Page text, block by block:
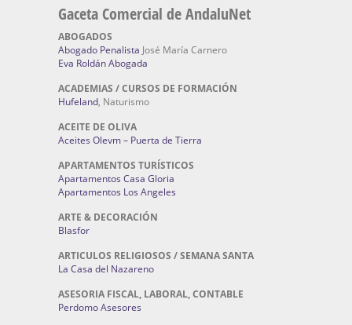
Gaceta Comercial de AndaluNet
ABOGADOS
Abogado Penalista José María Carnero
Eva Roldán Abogada
ACADEMIAS / CURSOS DE FORMACIÓN
Hufeland, Naturismo
ACEITE DE OLIVA
Aceites Olevm – Puerta de Tierra
APARTAMENTOS TURÍSTICOS
Apartamentos Casa Gloria
Apartamentos Los Angeles
ARTE & DECORACIÓN
Blasfor
ARTICULOS RELIGIOSOS / SEMANA SANTA
La Casa del Nazareno
ASESORIA FISCAL, LABORAL, CONTABLE
Perdomo Asesores